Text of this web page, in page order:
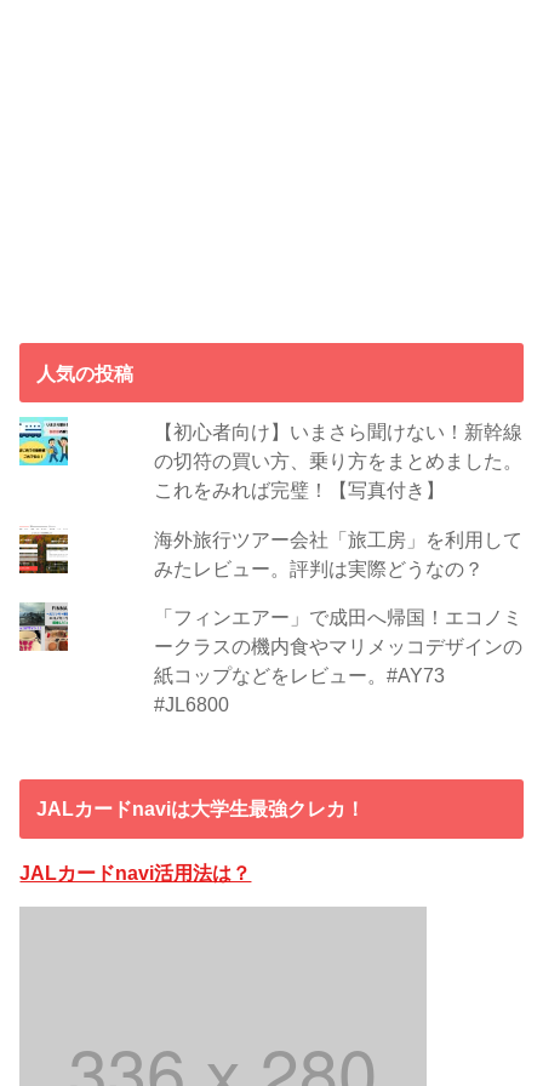
人気の投稿
【初心者向け】いまさら聞けない！新幹線
の切符の買い方、乗り方をまとめました。
これをみれば完璧！【写真付き】
海外旅行ツアー会社「旅工房」を利用して
みたレビュー。評判は実際どうなの？
「フィンエアー」で成田へ帰国！エコノミ
ークラスの機内食やマリメッコデザインの
紙コップなどをレビュー。#AY73
#JL6800
JALカードnaviは大学生最強クレカ！
JALカードnavi活用法は？